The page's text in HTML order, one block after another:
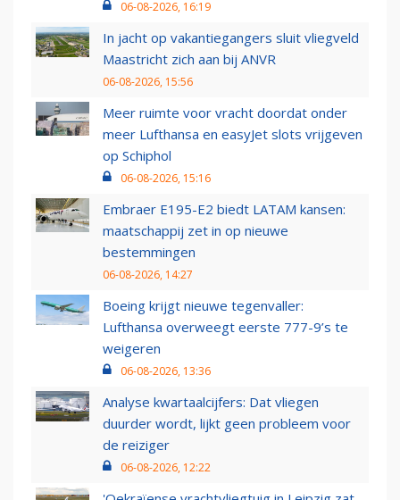
06-08-2026, 16:19
In jacht op vakantiegangers sluit vliegveld
Maastricht zich aan bij ANVR
06-08-2026, 15:56
Meer ruimte voor vracht doordat onder
meer Lufthansa en easyJet slots vrijgeven
op Schiphol
06-08-2026, 15:16
Embraer E195-E2 biedt LATAM kansen:
maatschappij zet in op nieuwe
bestemmingen
06-08-2026, 14:27
Boeing krijgt nieuwe tegenvaller:
Lufthansa overweegt eerste 777-9’s te
weigeren
06-08-2026, 13:36
Analyse kwartaalcijfers: Dat vliegen
duurder wordt, lijkt geen probleem voor
de reiziger
06-08-2026, 12:22